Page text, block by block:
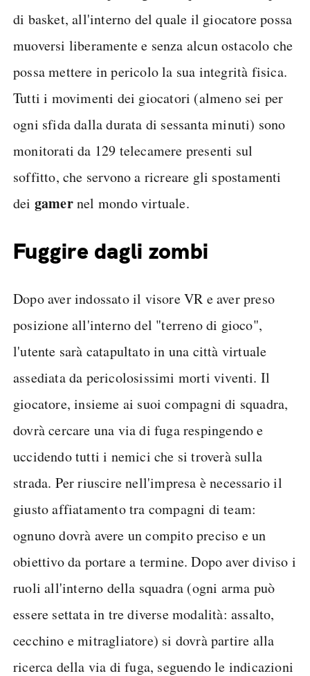
di basket, all'interno del quale il giocatore possa
muoversi liberamente e senza alcun ostacolo che
possa mettere in pericolo la sua integrità fisica.
Tutti i movimenti dei giocatori (almeno sei per
ogni sfida dalla durata di sessanta minuti) sono
monitorati da 129 telecamere presenti sul
soffitto, che servono a ricreare gli spostamenti
dei gamernel mondo virtuale.
Fuggire dagli zombi
Dopo aver indossato il visore VR e aver preso
posizione all'interno del "terreno di gioco",
l'utente sarà catapultato in una città virtuale
assediata da pericolosissimi morti viventi. Il
giocatore, insieme ai suoi compagni di squadra,
dovrà cercare una via di fuga respingendo e
uccidendo tutti i nemici che si troverà sulla
strada. Per riuscire nell'impresa è necessario il
giusto affiatamento tra compagni di team:
ognuno dovrà avere un compito preciso e un
obiettivo da portare a termine. Dopo aver diviso i
ruoli all'interno della squadra (ogni arma può
essere settata in tre diverse modalità: assalto,
cecchino e mitragliatore) si dovrà partire alla
ricerca della via di fuga, seguendo le indicazioni